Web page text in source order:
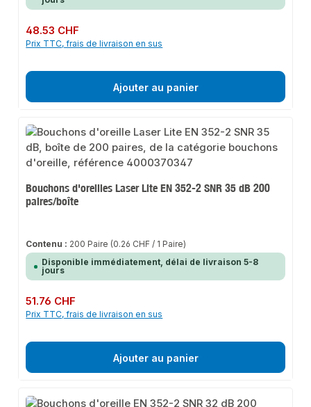
Prix régulier :
48.53 CHF
Prix TTC, frais de livraison en sus
Ajouter au panier
Bouchons d'oreilles Laser Lite EN 352-2 SNR 35 dB 200
paires/boîte
Contenu : 200 Paire (0.26 CHF / 1 Paire)
Disponible immédiatement, délai de livraison 5-8
jours
Prix régulier :
51.76 CHF
Prix TTC, frais de livraison en sus
Ajouter au panier